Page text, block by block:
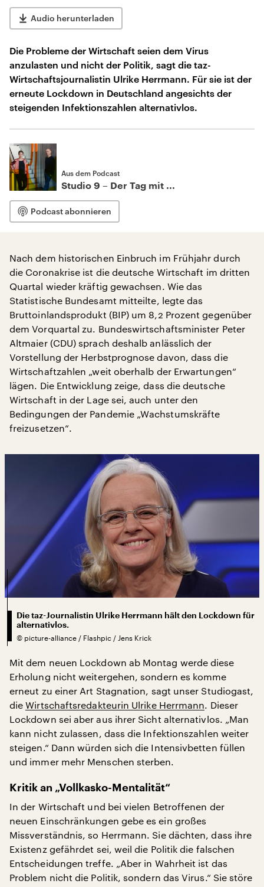
Audio herunterladen
Die Probleme der Wirtschaft seien dem Virus
anzulasten und nicht der Politik, sagt die taz-
Wirtschaftsjournalistin Ulrike Herrmann. Für sie ist der
erneute Lockdown in Deutschland angesichts der
steigenden Infektionszahlen alternativlos.
Aus dem Podcast
Studio 9 – Der Tag mit ...
Podcast abonnieren
Nach dem historischen Einbruch im Frühjahr durch
die Coronakrise ist die deutsche Wirtschaft im dritten
Quartal wieder kräftig gewachsen. Wie das
Statistische Bundesamt mitteilte, legte das
Bruttoinlandsprodukt (BIP) um 8,2 Prozent gegenüber
dem Vorquartal zu. Bundeswirtschaftsminister Peter
Altmaier (CDU) sprach deshalb anlässlich der
Vorstellung der Herbstprognose davon, dass die
Wirtschaftzahlen „weit oberhalb der Erwartungen“
lägen. Die Entwicklung zeige, dass die deutsche
Wirtschaft in der Lage sei, auch unter den
Bedingungen der Pandemie „Wachstumskräfte
freizusetzen“.
Die taz-Journalistin Ulrike Herrmann hält den Lockdown für
alternativlos.
© picture-alliance / Flashpic / Jens Krick
Mit dem neuen Lockdown ab Montag werde diese
Erholung nicht weitergehen, sondern es komme
erneut zu einer Art Stagnation, sagt unser Studiogast,
dieWirtschaftsredakteurin Ulrike Herrmann. Dieser
Lockdown sei aber aus ihrer Sicht alternativlos. „Man
kann nicht zulassen, dass die Infektionszahlen weiter
steigen.“ Dann würden sich die Intensivbetten füllen
und immer mehr Menschen sterben.
Kritik an „Vollkasko-Mentalität“
In der Wirtschaft und bei vielen Betroffenen der
neuen Einschränkungen gebe es ein großes
Missverständnis, so Herrmann. Sie dächten, dass ihre
Existenz gefährdet sei, weil die Politik die falschen
Entscheidungen treffe. „Aber in Wahrheit ist das
Problem nicht die Politik, sondern das Virus.“ Sie störe